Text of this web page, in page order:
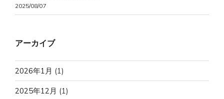
2025/08/07
アーカイブ
2026年1月 (1)
2025年12月 (1)